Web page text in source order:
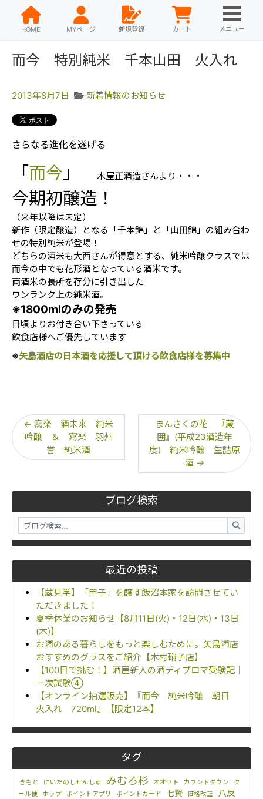
HOME MYページ 新規登録 カート メニュー
ブログ検索
最近の投稿
【蔵見学】「甲子」を醸す飯沼本家を訪問させてい
ただきました！
夏季休業のお知らせ【8月11日(火)・12日(水)・13日
(木)】
お酒のある暮らしをもっと楽しむために。矢島酒店
おすすめのグラスをご紹介【木村硝子店】
【100日で挑む！】酒屋新人の酒ディプロマ受験記｜
一次試験④
【オンライン抽選販売】『而今 純米吟醸 朝日
火入れ 720ml』【限定12本】
タグ
きもと にいだのしぜんしゅ みむろ杉 オオセト カウントダウン
ク
ール便
ホップ ポイントアプリ ポイントカード 七賢 価格改正
八反
而今 特別純米 千本山田 火入れ
2013年8月7日 新着情報のお知らせ
さらなる進化を遂げる
「 而今 」 木屋正酒造さんより・・・
今期初醸造！
（来年以降は未定）
新作（限定醸造）となる「千本錦」と「山田錦」の組み合わ
せの特別純米が登場！
どちらの酒米も大西さんが得意とする、純米吟醸クラスでは
而今の中でも花形酒となっている酒米です。
両酒米の長所を存分に引き出した
ワンランク上の純米酒。
※1800mlのみの発売
日頃よりお付き合い下さっている
飲食店様へご優先しています
※矢島酒店の日本酒を応援して頂ける飲食店様を募集中
← 寫楽 酒未来 純米
吟醸 ＆ 寫楽 羽州
誉 純米酒
まんさくの花 『蔵
囲』(平成23酒造年
度) 純米吟醸 生詰原
酒 →